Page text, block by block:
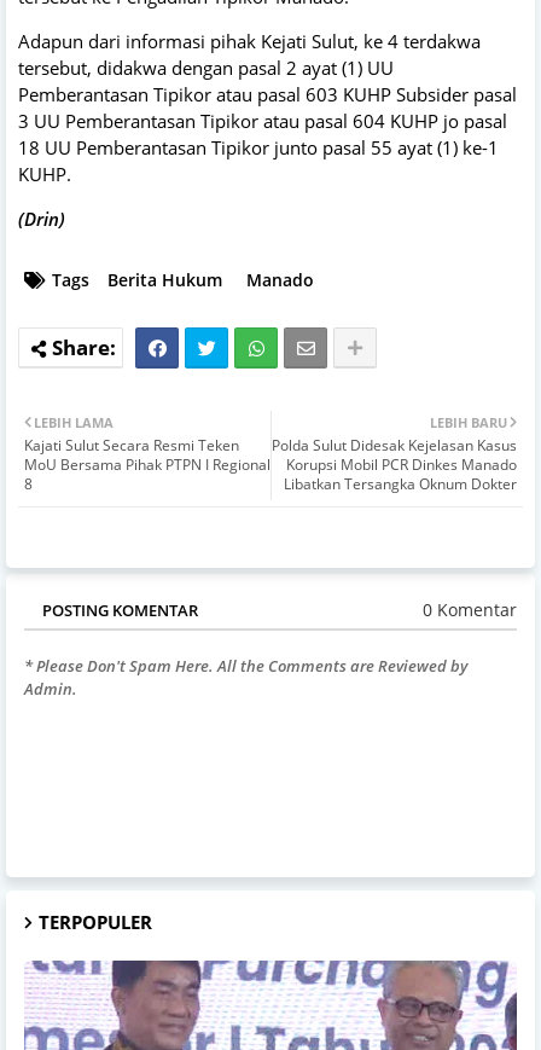
Adapun dari informasi pihak Kejati Sulut, ke 4 terdakwa
tersebut, didakwa dengan pasal 2 ayat (1) UU
Pemberantasan Tipikor atau pasal 603 KUHP Subsider pasal
3 UU Pemberantasan Tipikor atau pasal 604 KUHP jo pasal
18 UU Pemberantasan Tipikor junto pasal 55 ayat (1) ke-1
KUHP.
(Drin)
Tags Berita Hukum Manado
LEBIH BARU
Polda Sulut Didesak Kejelasan Kasus
Korupsi Mobil PCR Dinkes Manado
Libatkan Tersangka Oknum Dokter
LEBIH LAMA
Kajati Sulut Secara Resmi Teken
MoU Bersama Pihak PTPN I Regional
8
POSTING KOMENTAR 0 Komentar
* Please Don't Spam Here. All the Comments are Reviewed by
Admin.
TERPOPULER